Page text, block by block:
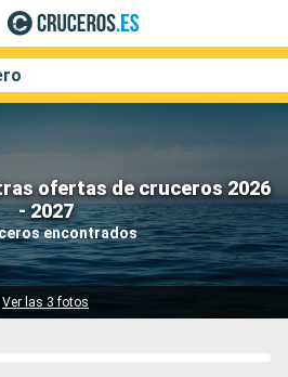
ofertas de cruceros 2026
- 2027
encontrados
Ver las 3 fotos